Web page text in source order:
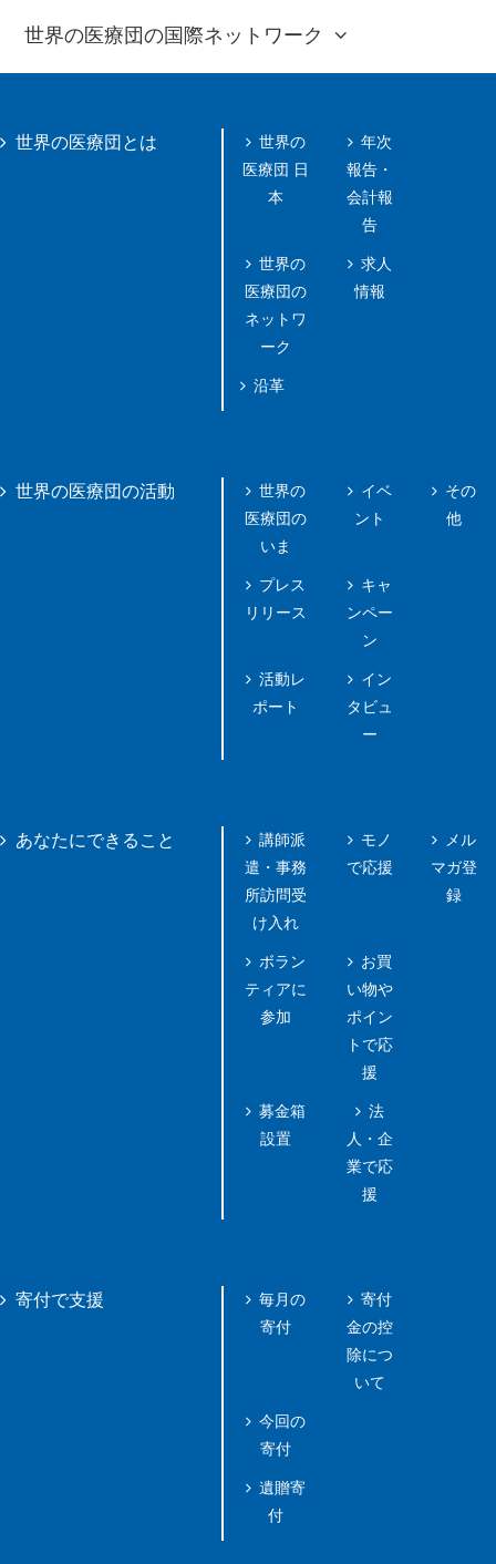
世界の医療団の国際ネットワーク
世界の医療団とは
世界の
医療団 日
本
世界の
医療団の
ネットワ
ーク
沿革
年次
報告・
会計報
告
求人
情報
世界の医療団の活動
世界の
医療団の
いま
プレス
リリース
活動レ
ポート
イベ
ント
キャ
ンペー
ン
イン
タビュ
ー
その
他
あなたにできること
講師派
遣・事務
所訪問受
け入れ
ボラン
ティアに
参加
募金箱
設置
モノ
で応援
お買
い物や
ポイン
トで応
援
法
人・企
業で応
援
メル
マガ登
録
寄付で支援
毎月の
寄付
今回の
寄付
遺贈寄
付
寄付
金の控
除につ
いて